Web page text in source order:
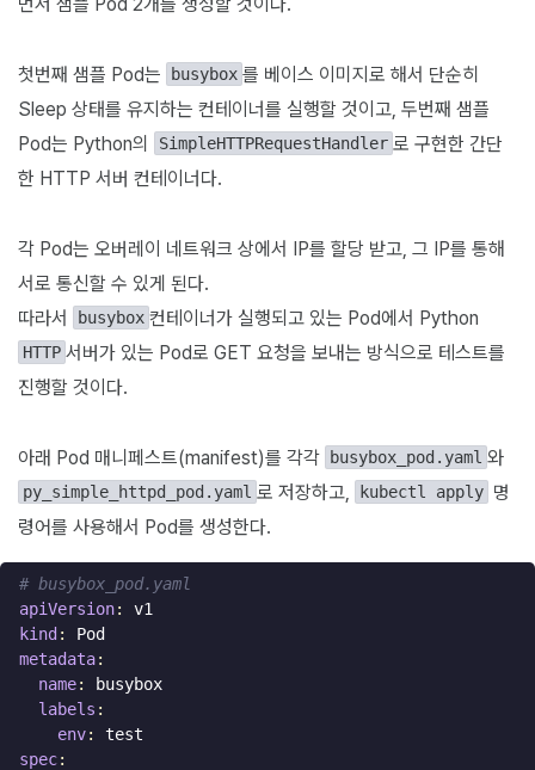
첫번째 샘플 Pod는 busybox 를 베이스 이미지로 해서 단순히
Sleep 상태를 유지하는 컨테이너를 실행할 것이고, 두번째 샘플
Pod는 Python의
SimpleHTTPRequestHandler 로 구현한 간단
한 HTTP 서버 컨테이너다.
각 Pod는 오버레이 네트워크 상에서 IP를 할당 받고, 그 IP를 통해
서로 통신할 수 있게 된다.
따라서
busybox 컨테이너가 실행되고 있는 Pod에서 Python
HTTP 서버가 있는 Pod로 GET 요청을 보내는 방식으로 테스트를
진행할 것이다.
아래 Pod 매니페스트(manifest)를 각각 busybox_pod.yaml 와
py_simple_httpd_pod.yaml 로 저장하고, kubectl apply 명
령어를 사용해서 Pod를 생성한다.
# busybox_pod.yaml
apiVersion:
v1
kind :
Pod
metadata:
name:
busybox
labels :
env:
test
spec: